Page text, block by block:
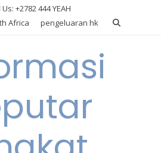
Us: +2782 444 YEAH
Africa
pengeluaran hk